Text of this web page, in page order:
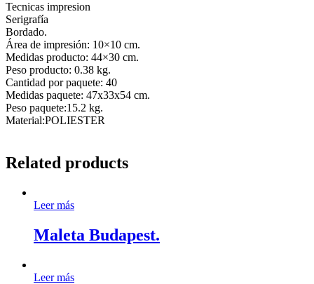
Tecnicas impresion
Serigrafía
Bordado.
Área de impresión: 10×10 cm.
Medidas producto: 44×30 cm.
Peso producto: 0.38 kg.
Cantidad por paquete: 40
Medidas paquete: 47x33x54 cm.
Peso paquete:15.2 kg.
Material:POLIESTER
Related products
Leer más
Maleta Budapest.
Leer más